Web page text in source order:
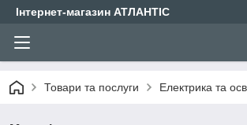
Інтернет-магазин АТЛАНТІС
Товари та послуги Електрика та